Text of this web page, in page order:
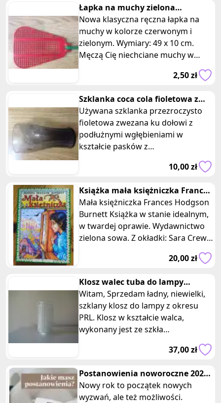
Łapka na muchy zielona
czerwona
Nowa klasyczna ręczna łapka na
muchy w kolorze czerwonym i
zielonym. Wymiary: 49 x 10 cm.
Męczą Cię niechciane muchy w
domu lub ogrodzie? Mamy idealne
2,50 zł
Szklanka coca cola fioletowa z
podłużnymi paskami Mcdonalds
Używana szklanka przezroczysto
fioletowa zwezana ku dołowi z
podłużnymi wgłębieniami w
kształcie pasków z
charakterystycznym napisem Coca-
10,00 zł
Książka mała księżniczka Frances
Burnett zielona sowa
Mała księżniczka Frances Hodgson
Burnett Książka w stanie idealnym,
w twardej oprawie. Wydawnictwo
zielona sowa. Z okładki: Sara Crewe
20,00 zł
Klosz walec tuba do lampy
wiszącej kinkietu lub lampki
nocne
Witam, Sprzedam ładny, niewielki,
szklany klosz do lampy z okresu
PRL. Klosz w kształcie walca,
wykonany jest ze szkła
37,00 zł
Postanowienia noworoczne 2025,
jakie wybrać? Top 10
Nowy rok to początek nowych
wyzwań, ale też możliwości.